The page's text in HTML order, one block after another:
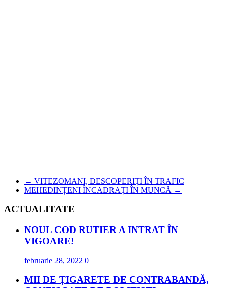
← VITEZOMANI, DESCOPERIȚI ÎN TRAFIC
MEHEDINȚENI ÎNCADRAȚI ÎN MUNCĂ →
ACTUALITATE
NOUL COD RUTIER A INTRAT ÎN
VIGOARE!
februarie 28, 2022 0
MII DE ȚIGARETE DE CONTRABANDĂ,